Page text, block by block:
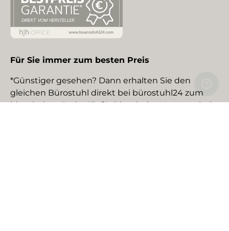
Für Sie immer zum besten Preis
*Günstiger gesehen? Dann erhalten Sie den
gleichen Bürostuhl direkt bei bürostuhl24 zum
identischen Preis. Gilt für identische Neuware bei